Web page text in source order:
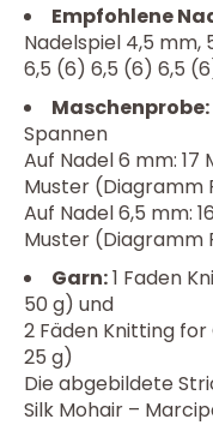
Empfohlene
Nadelspiel 4,5 mm,
6,5 (6) 6,5 (6) 6,5
Maschenprobe:
Spannen
Auf Nadel 6 mm: 17
Muster (Diagramm
Auf Nadel 6,5 mm:
Muster (Diagramm
Garn:1 Faden
50 g) und
2 Fäden Knitting
25 g)
Die abgebildete
Silk Mohair –